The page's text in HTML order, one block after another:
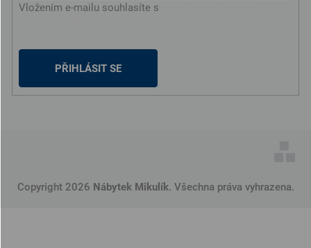
Vložením e-mailu souhlasíte s
PŘIHLÁSIT SE
Copyright 2026 Nábytek Mikulík. Všechna práva vyhrazena.